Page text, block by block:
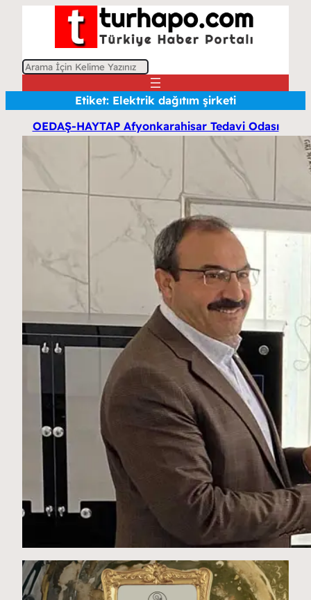
A
Etiket: Elektrik dağıtım şirketi
OEDAŞ-HAYTAP Afyonkarahisar Tedavi Odası